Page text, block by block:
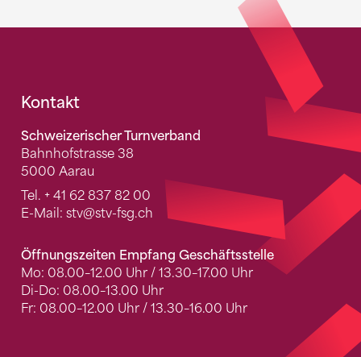
Fusszeile
Kontakt
Schweizerischer Turnverband
Bahnhofstrasse 38
5000 Aarau
Tel. + 41 62 837 82 00
E-Mail: stv@stv-fsg.ch
Öffnungszeiten Empfang Geschäftsstelle
Mo: 08.00–12.00 Uhr / 13.30–17.00 Uhr
Di-Do: 08.00–13.00 Uhr
Fr: 08.00–12.00 Uhr / 13.30–16.00 Uhr